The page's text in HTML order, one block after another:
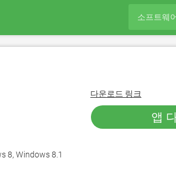
8, Windows 8.1
다운로드 링크
앱